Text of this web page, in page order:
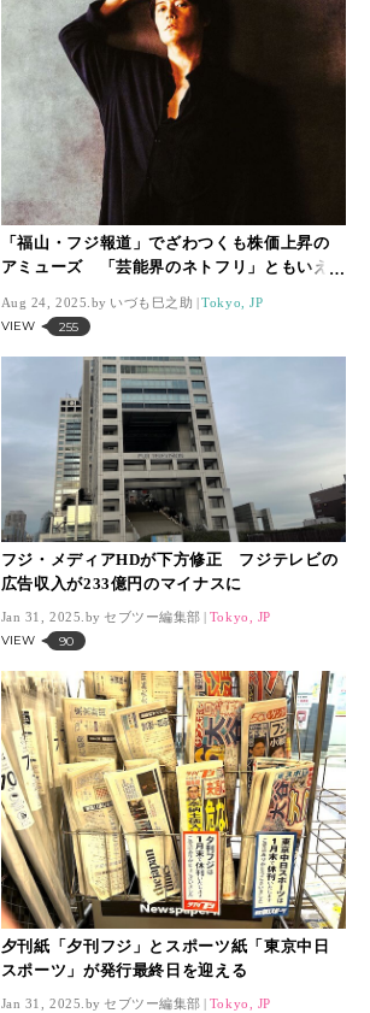
「福山・フジ報道」でざわつくも株価上昇の
アミューズ 「芸能界のネトフリ」ともいえ
ム】
Aug 24, 2025. いづも巳之助 Tokyo, JP
VIEW 255
フジ・メディアHDが下方修正 フジテレビの
広告収入が233億円のマイナスに
Jan 31, 2025. セブツー編集部 Tokyo, JP
VIEW 90
夕刊紙「夕刊フジ」とスポーツ紙「東京中日
スポーツ」が発行最終日を迎える
Jan 31, 2025. セブツー編集部 Tokyo, JP